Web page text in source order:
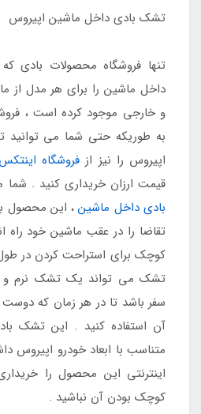
تشک بادی داخل ماشین اپیروس
تنها فروشگاه محصولات بادی
داخل ماشین را برای هر مدل از
و خارجی موجود کرده است ،
به طوریکه حتی شما می
اپیروس را نیز از فروشگاه اینتکس
قیمت ارزان خریداری کنید . شما
بادی داخل ماشین، این محصول
تقاضا را در عقب ماشین خود راه
کوچک برای استراحت کردن در
تشک می تواند یک تشک نرم و
سفر باشد تا در هر زمان که دوست
آن استفاده کنید . این تشک
متناسب با ابعاد خودرو اپیروس
اینترنتی این محصول را
کوچک بودن آن نباشید .